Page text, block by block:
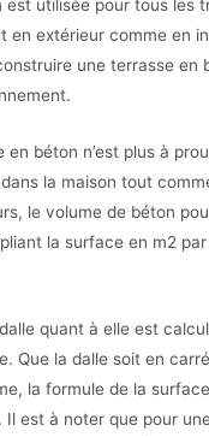
est utilisée pour tous les
en extérieur comme en
une terrasse en
en béton n’est plus à
la maison tout
le volume de béton
la surface en m2 par
quant à elle est
Que la dalle soit en
la formule de la
Il est à noter que pour